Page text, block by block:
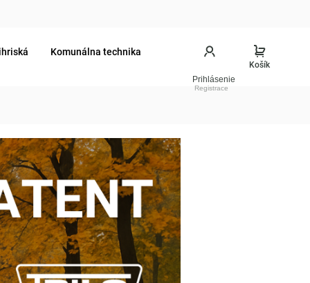
Prihlásenie
Komunálna technika